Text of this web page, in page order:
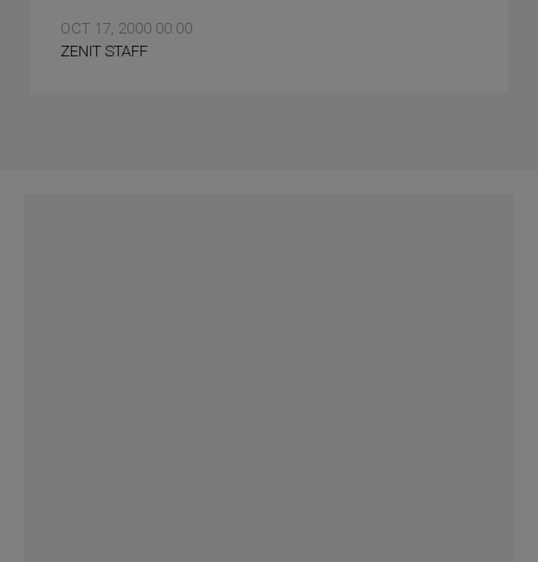
OCT 17, 2000 00:00
ZENIT STAFF